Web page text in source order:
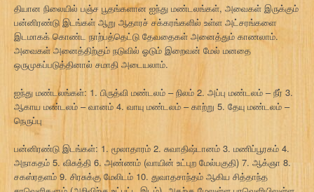
தியான நிலையில் பஞ்ச பூதங்களான ஐந்து மண்டலங்கள், அவைகள் இருக்கும்
பன்னிரண்டு இடங்கள் ஆறு ஆதாரச் சக்கரங்களில் உள்ள அட்சரங்களை
இடமாகக் கொண்ட நாற்பத்தெட்டு தேவதைகள் அனைத்தும் காணலாம்.
அவைகள் அனைத்திற்கும் நடுவில் ஓடும் இறைவன் மேல் மனதை
ஒருமுகப்படுத்தினால் சமாதி அடையலாம்.
ஐந்து மண்டலங்கள்: 1. பிருத்வி மண்டலம் – நிலம் 2. அப்பு மண்டலம் – நீர் 3.
ஆகாய மண்டலம் – வானம் 4. வாயு மண்டலம் – காற்று 5. தேயு மண்டலம் –
நெருப்பு
பன்னிரண்டு இடங்கள்: 1. மூலாதாரம் 2. சுவாதிஷ்டானம் 3. மணிப்பூரகம் 4.
அநாகதம் 5. விசுத்தி 6. அண்ணம் (வாயின் உட்புற மேல்பகுதி) 7. ஆக்ஞா 8.
சகஸ்ரதளம் 9. சிரசுக்கு மேலிடம் 10. துவாதசாந்தம் ஆகிய சித்தாந்த